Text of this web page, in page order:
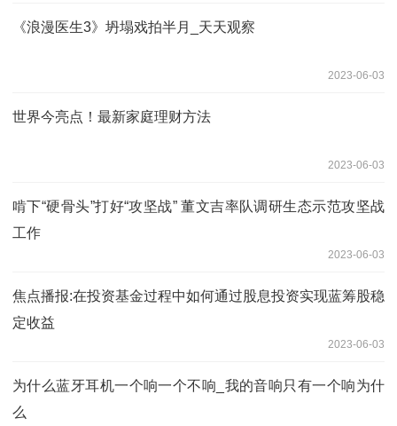
《浪漫医生3》坍塌戏拍半月_天天观察
2023-06-03
世界今亮点！最新家庭理财方法
2023-06-03
啃下“硬骨头”打好“攻坚战” 董文吉率队调研生态示范攻坚战
工作
2023-06-03
焦点播报:在投资基金过程中如何通过股息投资实现蓝筹股稳
定收益
2023-06-03
为什么蓝牙耳机一个响一个不响_我的音响只有一个响为什
么